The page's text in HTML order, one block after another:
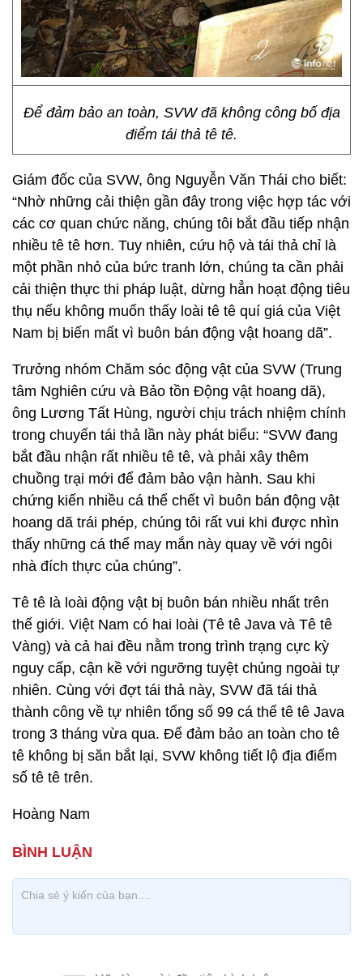
Để đảm bảo an toàn, SVW đã không công bố địa
điểm tái thả tê tê.
Giám đốc của SVW, ông Nguyễn Văn Thái cho biết:
“Nhờ những cải thiện gần đây trong việc hợp tác với
các cơ quan chức năng, chúng tôi bắt đầu tiếp nhận
nhiều tê tê hơn. Tuy nhiên, cứu hộ và tái thả chỉ là
một phần nhỏ của bức tranh lớn, chúng ta cần phải
cải thiện thực thi pháp luật, dừng hẳn hoạt động tiêu
thụ nếu không muốn thấy loài tê tê quí giá của Việt
Nam bị biến mất vì buôn bán động vật hoang dã”.
Trưởng nhóm Chăm sóc động vật của SVW (Trung
tâm Nghiên cứu và Bảo tồn Động vật hoang dã),
ông Lương Tất Hùng, người chịu trách nhiệm chính
trong chuyến tái thả lần này phát biểu: “SVW đang
bắt đầu nhận rất nhiều tê tê, và phải xây thêm
chuồng trại mới để đảm bảo vận hành. Sau khi
chứng kiến nhiều cá thể chết vì buôn bán động vật
hoang dã trái phép, chúng tôi rất vui khi được nhìn
thấy những cá thể may mắn này quay về với ngôi
nhà đích thực của chúng”.
Tê tê là loài động vật bị buôn bán nhiều nhất trên
thế giới. Việt Nam có hai loài (Tê tê Java và Tê tê
Vàng) và cả hai đều nằm trong trình trạng cực kỳ
nguy cấp, cận kề với ngưỡng tuyệt chủng ngoài tự
nhiên. Cùng với đợt tái thả này, SVW đã tái thả
thành công về tự nhiên tổng số 99 cá thể tê tê Java
trong 3 tháng vừa qua. Để đảm bảo an toàn cho tê
tê không bị săn bắt lại, SVW không tiết lộ địa điểm
số tê tê trên.
Hoàng Nam